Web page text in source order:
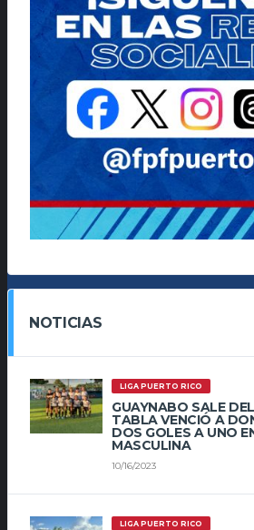
NOTICIAS
LIGA PUERTO RICO
GUAYNABO SALE
TABLA VENCIÓ A
DOS GOLES A UNO
MASCULINA
10/16/2023
LIGA PUERTO RICO